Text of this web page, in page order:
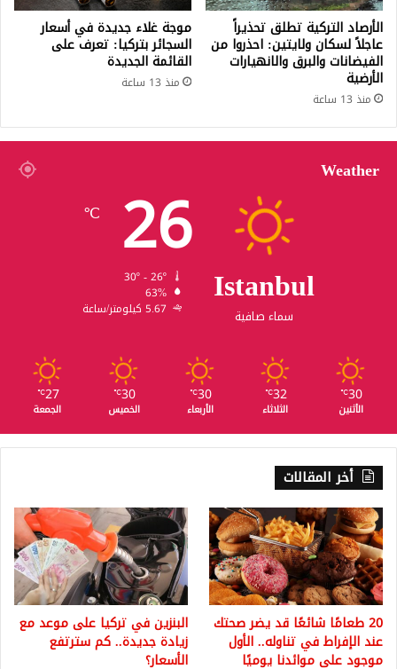
الأرصاد التركية تطلق تحذيراً
عاجلاً لسكان ولايتين: احذروا من
الفيضانات والبرق والانهيارات
الأرضية
منذ 13 ساعة
موجة غلاء جديدة في أسعار
السجائر بتركيا: تعرف على
القائمة الجديدة
منذ 13 ساعة
Weather
Istanbul
سماء صافية
26
℃
63%
5.67 كيلومتر/ساعة
30
℃
الأثنين
32
℃
الثلاثاء
30
℃
الأربعاء
30
℃
الخميس
27
℃
الجمعة
أخر المقالات
20 طعامًا شائعًا قد يضر صحتك
عند الإفراط في تناوله.. الأول
موجود على موائدنا يوميًا
البنزين في تركيا على موعد مع
زيادة جديدة.. كم سترتفع
الأسعار؟